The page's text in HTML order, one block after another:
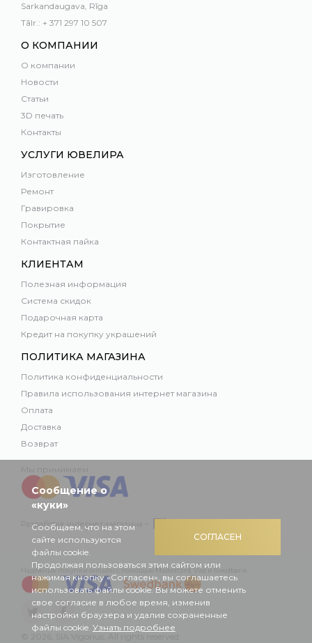
Sarkandaugava, Rīga
Tālr.: + 371 297 10 507
О КОМПАНИИ
О компании
Новости
Статьи
3D печать
Контакты
УСЛУГИ ЮВЕЛИРА
Изготовление
Ремонт
Гравировка
Покрытие
Контактная пайка
КЛИЕНТАМ
Полезная информация
Система скидок
Подарочная карта
Кредит на покупку украшений
ПОЛИТИКА МАГАЗИНА
Политика конфиденциальности
Правила использования интернет магазина
Оплата
Доставка
Возврат
Разработка интернет-магазина –
Надежные покупки онлайн с помощью Mastercard, Visa и Swedbank
СОГЛАСЕН
Сообщение о
«куки»
Сообщаем, что на этом
сайте используются
файлы cookie.
Продолжая пользоваться этим сайтом или
нажимая кнопку «Согласен», вы соглашаетесь
использовать файлы cookie. Вы можете отменить
свое согласие в любое время, изменив
настройки браузера и удалив сохраненные
файлы cookie. Узнать подробнее